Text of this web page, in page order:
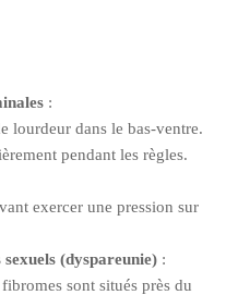
:
lourdeur dans le bas-ventre.
pendant les règles.
exercer une pression sur
(dyspareunie) :
sont situés près du